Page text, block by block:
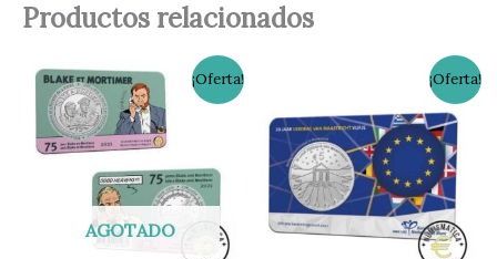
Productos relacionados
¡Oferta!
AGOTADO
El
precio
original
era:
20,00 €.
El
precio
actual
es:
16,95 €.
¡Oferta!
original
era:
15,00 €.
actual
es:
12,75 €.